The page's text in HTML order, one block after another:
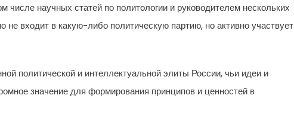
числе научных статей по политологии и руководителем нескольких
входит в какую-либо политическую партию, но активно участвует
политической и интеллектуальной элиты России, чьи идеи и
значение для формирования принципов и ценностей в